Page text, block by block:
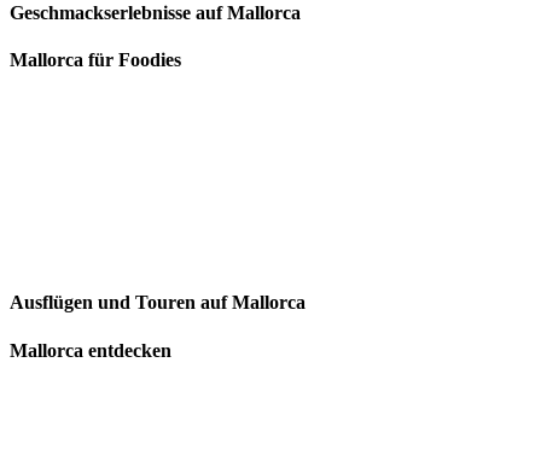
Geschmackserlebnisse auf Mallorca
Mallorca für Foodies
Ausflügen und Touren auf Mallorca
Mallorca entdecken